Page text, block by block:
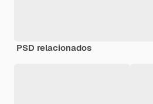
PSD relacionados